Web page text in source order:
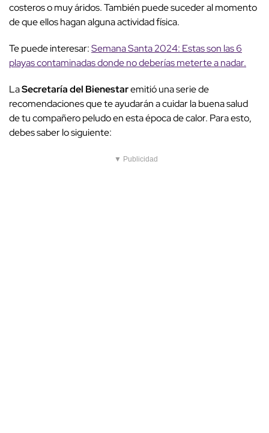
costeros o muy áridos. También puede suceder al momento
de que ellos hagan alguna actividad física.
Te puede interesar:Semana Santa 2024: Estas son las 6
playas contaminadas donde no deberías meterte a nadar.
LaSecretaría del Bienestaremitió una serie de
recomendaciones que te ayudarán a cuidar la buena salud
de tu compañero peludo en esta época de calor. Para esto,
debes saber lo siguiente:
▼ Publicidad